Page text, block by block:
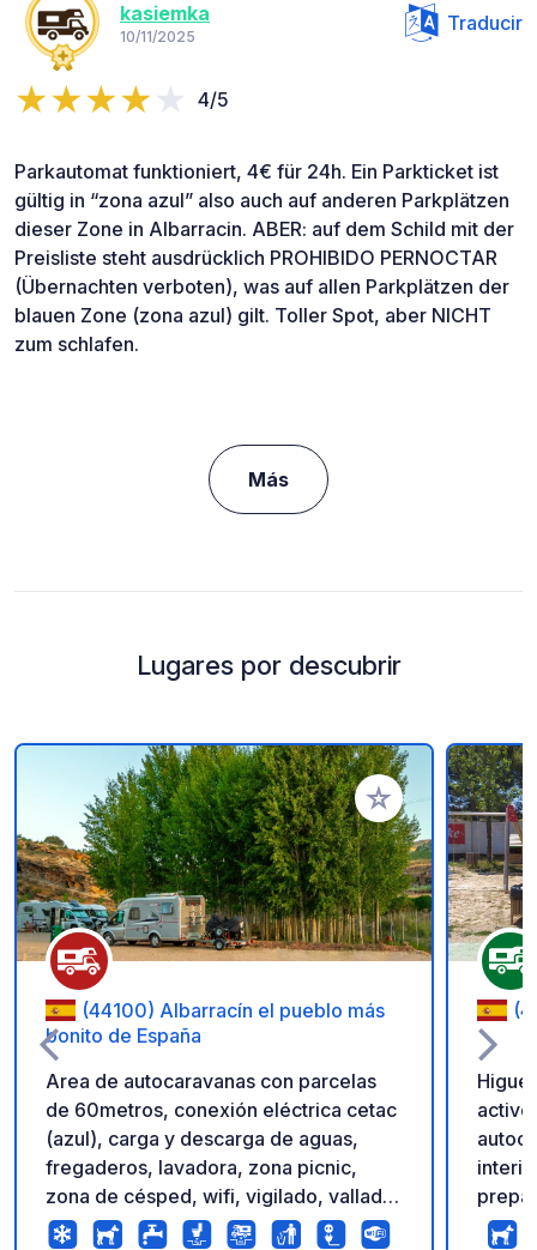
kasiemka
10/11/2025
Traducir
4/5
Parkautomat funktioniert, 4€ für 24h. Ein Parkticket ist
gültig in “zona azul” also auch auf anderen Parkplätzen
dieser Zone in Albarracin. ABER: auf dem Schild mit der
Preisliste steht ausdrücklich PROHIBIDO PERNOCTAR
(Übernachten verboten), was auf allen Parkplätzen der
blauen Zone (zona azul) gilt. Toller Spot, aber NICHT
zum schlafen.
Más
Lugares por descubrir
Añadir a tus
(44100) Albarracín el pueblo más
bonito de España
Area de autocaravanas con parcelas
de 60metros, conexión eléctrica cetac
(azul), carga y descarga de aguas,
fregaderos, lavadora, zona picnic,
zona de césped, wifi, vigilado, vallado,
posibilidad de reservar con app
activo
autocaravanas
con